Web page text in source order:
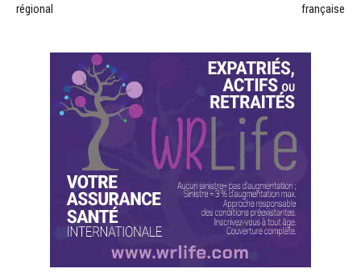
régional
française